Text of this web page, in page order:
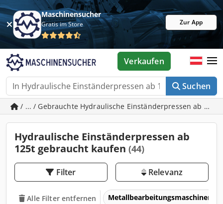
Maschinensucher
Gratis im Store Zur App
Suchen
Verkaufen
/ ... / Gebrauchte Hydraulische Einständerpressen ab 125t
Hydraulische Einständerpressen ab
125t gebraucht kaufen (44)
Filter Relevanz
Alle Filter entfernen Metallbearbeitungsmaschinen